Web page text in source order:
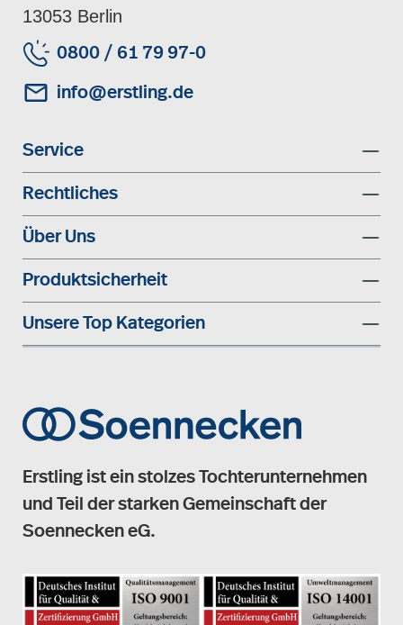
13053 Berlin
0800 / 61 79 97-0
info@erstling.de
Service
Rechtliches
Über Uns
Produktsicherheit
Unsere Top Kategorien
Erstling ist ein stolzes Tochterunternehmen
und Teil der starken Gemeinschaft der
Soennecken eG.